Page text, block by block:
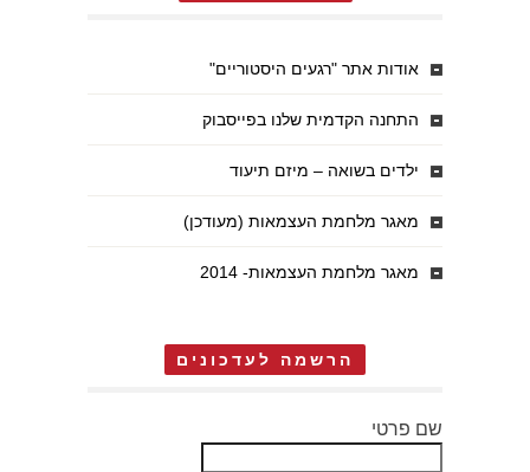
אודות אתר "רגעים היסטוריים"
התחנה הקדמית שלנו בפייסבוק
ילדים בשואה – מיזם תיעוד
מאגר מלחמת העצמאות (מעודכן)
מאגר מלחמת העצמאות- 2014
הרשמה לעדכונים
שם פרטי